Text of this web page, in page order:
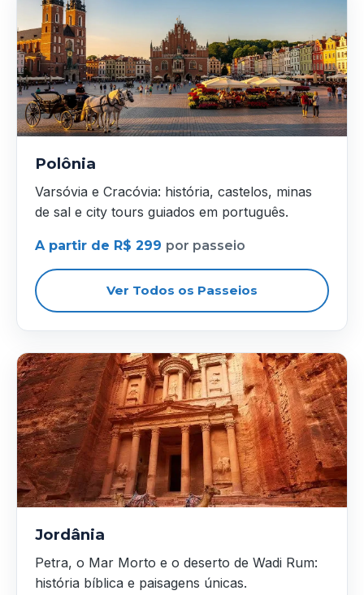
Polônia
Varsóvia e Cracóvia: história, castelos, minas
de sal e city tours guiados em português.
A partir de R$ 299 por passeio
Ver Todos os Passeios
Jordânia
Petra, o Mar Morto e o deserto de Wadi Rum:
história bíblica e paisagens únicas.